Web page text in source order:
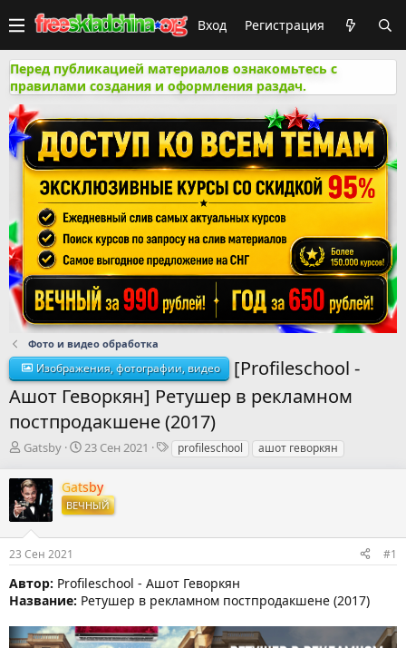
Вход Регистрация
Перед публикацией материалов ознакомьтесь с
правилами создания и оформления раздач.
Фото и видео обработка
Изображения, фотографии, видео
[Profileschool -
Ашот Геворкян] Ретушер в рекламном
постпродакшене (2017)
А
т
о
р
м
ы
Gatsby
Д
т
а
н
а
л
а
23 Сен 2021
Тprofileschool ашот геворкян
Gatsby
ВЕЧНЫЙ
23 Сен 2021 #1
Автор: Profileschool - Ашот Геворкян
Название: Ретушер в рекламном постпродакшене (2017)